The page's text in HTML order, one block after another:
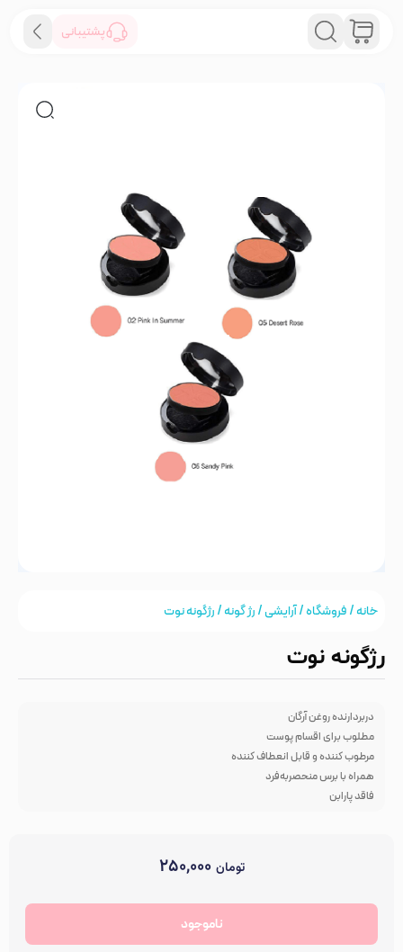
پشتیبانی
خانه/فروشگاه/آرایشی/رژ گونه/ رژگونه نوت
رژگونه نوت
دربردارنده روغن آرگان
مطلوب برای اقسام پوست
مرطوب کننده و قابل انعطاف کننده
همراه با برس منحصربه‌فرد
فاقد پارابن
تومان ۲۵۰,۰۰۰
شماره رژگونه نوت ناموجود
در انبار موجود نمی باشد